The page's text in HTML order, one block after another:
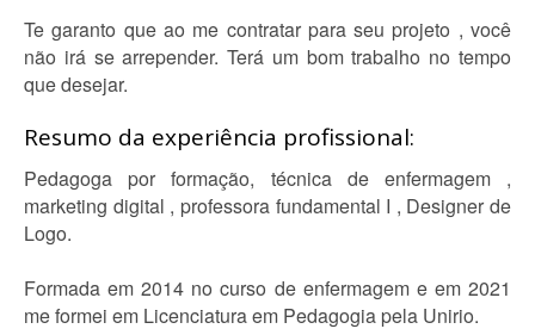
Te garanto que ao me contratar para seu projeto , você
não irá se arrepender. Terá um bom trabalho no tempo
que desejar.
Resumo da experiência profissional:
Pedagoga por formação, técnica de enfermagem ,
marketing digital , professora fundamental I , Designer de
Logo.
Formada em 2014 no curso de enfermagem e em 2021
me formei em Licenciatura em Pedagogia pela Unirio.